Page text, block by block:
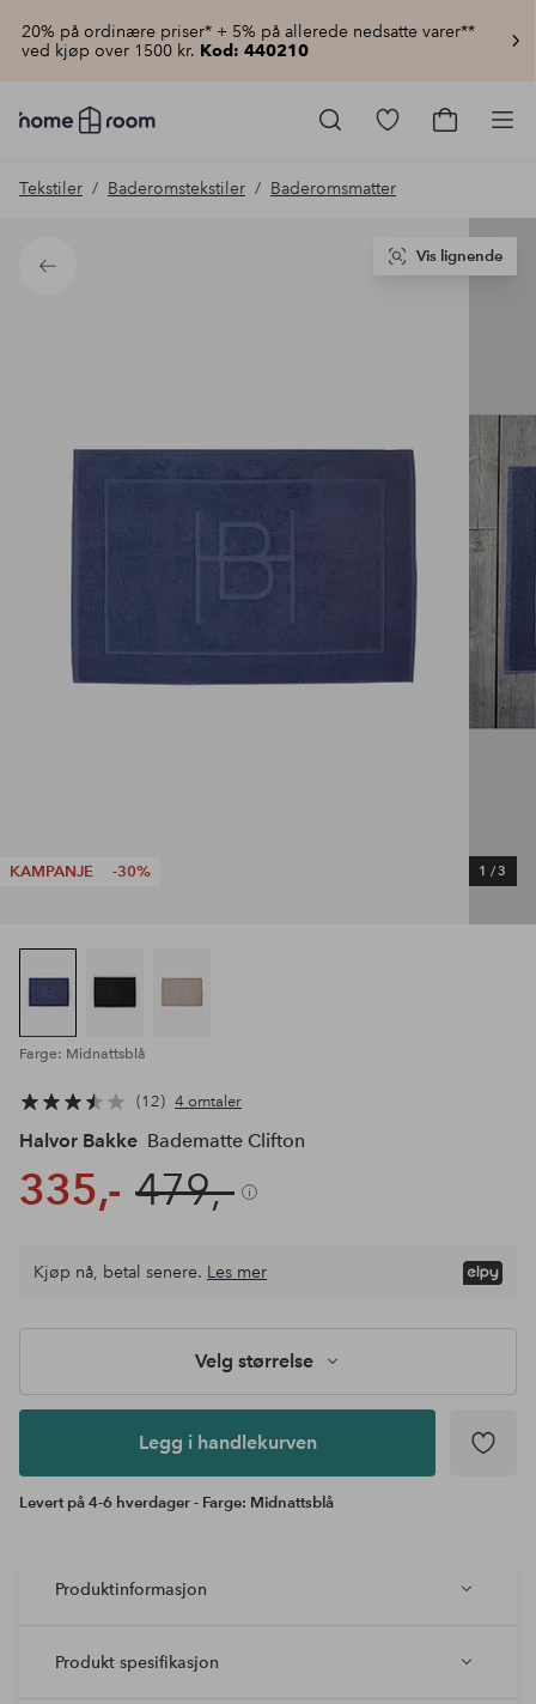
20% på ordinære priser* + 5% på allerede nedsatte varer**
ved kjøp over 1500 kr. Kod: 440210
Homeroom
–
hjemmet
pris
Gå
produkter
Gå
Tekstiler Baderomstekstiler Baderomsmatter
Tilbake
KAMPANJE -30% 1 /3
Vis lignende
Farge: Midnattsblå
12 4 omtaler
Halvor Bakke Badematte Clifton
335,- 479,-
Legg i
Kjøp nå, betal senere. Les mer
Velg størrelse
Legg i handlekurven
Levert på 4-6 hverdager - Farge: Midnattsblå
Produktinformasjon
Produkt spesifikasjon